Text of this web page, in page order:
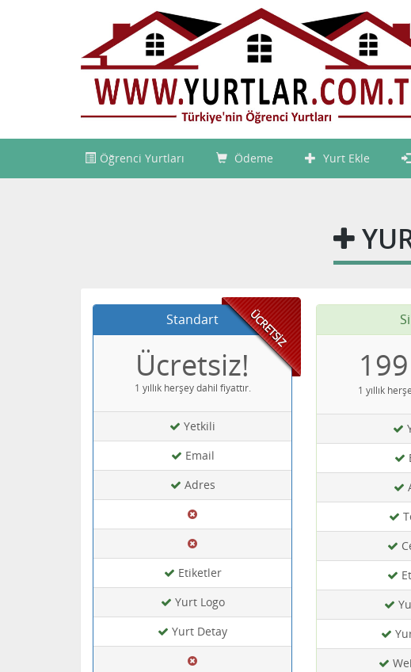
Öğrenci Yurtları Ödeme Yurt Ekle
ÜCRETSİZ
Standart
Ücretsiz!
1 yıllık herşey dahil fiyattır.
Yetkili
Email
Adres
Etiketler
Yurt Logo
Yurt Detay
1 yıllık